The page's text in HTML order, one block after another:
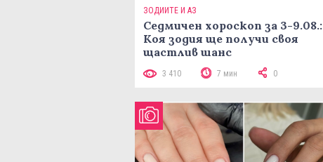
ЗОДИИТЕ И АЗ
Седмичен хороскоп за 3-9.08.:
Коя зодия ще получи своя
щастлив шанс
3 410 7 мин 0